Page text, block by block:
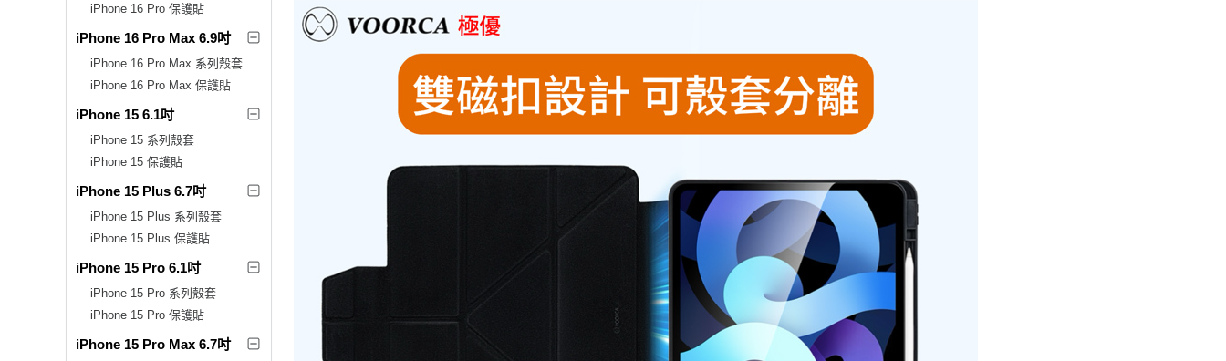
iPhone 16 Pro 保護貼
iPhone 16 Pro Max 6.9吋
iPhone 16 Pro Max 系列殼套
iPhone 16 Pro Max 保護貼
iPhone 15 6.1吋
iPhone 15 系列殼套
iPhone 15 保護貼
iPhone 15 Plus 6.7吋
iPhone 15 Plus 系列殼套
iPhone 15 Plus 保護貼
iPhone 15 Pro 6.1吋
iPhone 15 Pro 系列殼套
iPhone 15 Pro 保護貼
iPhone 15 Pro Max 6.7吋